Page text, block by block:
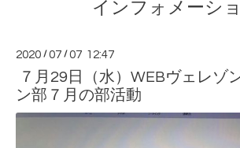
インフォメーシ
2020 /07 /07 12:47
７月29日（水）WEBヴェレ
ン部７月の部活動